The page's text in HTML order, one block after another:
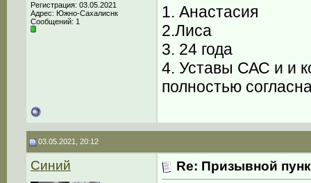
Регистрация: 03.05.2021
Адрес: Южно-Сахалиснк
Сообщений: 1
1. Анастасия
2.Лиса
3. 24 года
4. Уставы САС и и
полностью
03.05.2021, 20:12
Синий Re: Призывной